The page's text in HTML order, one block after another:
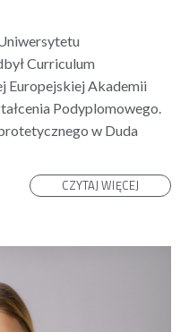
Curriculum
Europejskiej Akademii
Podyplomowego.
w Duda
CZYTAJ WIĘCEJ